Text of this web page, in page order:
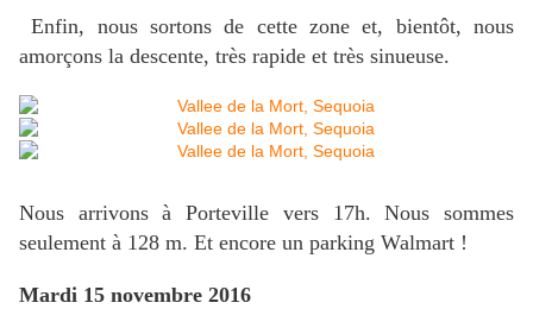
Enfin, nous sortons de cette zone et, bientôt, nous
amorçons la descente, très rapide et très sinueuse.
Nous arrivons à Porteville vers 17h. Nous sommes
seulement à 128 m. Et encore un parking Walmart !
Mardi 15 novembre 2016